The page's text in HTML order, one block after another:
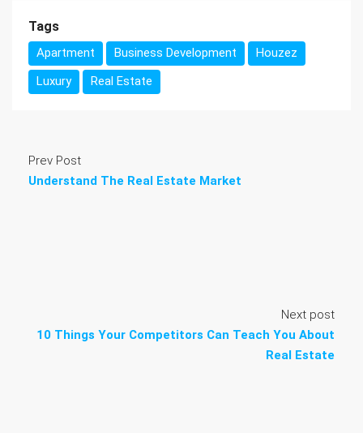
Tags
Apartment Business Development
Houzez
Luxury
Real Estate
Prev Post
Understand The Real Estate Market
Next post
10 Things Your Competitors Can Teach You About
Real Estate